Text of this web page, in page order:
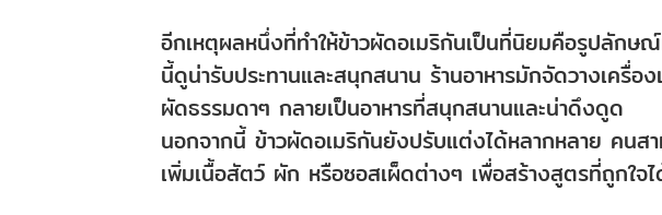
อีกเหตุผลหนึ่งที่ทำให้ข้าวผัดอเมริกันเป็นที่นิยมคือรูปลักษ
นี้ดูน่ารับประทานและสนุกสนาน ร้านอาหารมักจัดวางเครื่อ
ผัดธรรมดาๆ กลายเป็นอาหารที่สนุกสนานและน่าดึงดูด
นอกจากนี้ ข้าวผัดอเมริกันยังปรับแต่งได้หลากหลาย คน
เพิ่มเนื้อสัตว์ ผัก หรือซอสเผ็ดต่างๆ เพื่อสร้างสูตรที่ถูกใจ